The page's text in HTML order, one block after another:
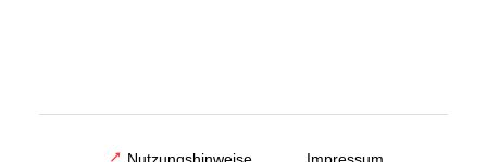
Nutzungshinweise Impressum